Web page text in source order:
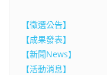
【徵選公告】
【成果發表】
【新聞News】
【活動消息】